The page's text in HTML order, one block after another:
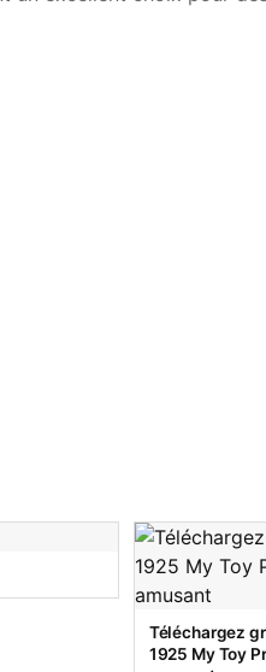
Téléchargez
1925 My Toy